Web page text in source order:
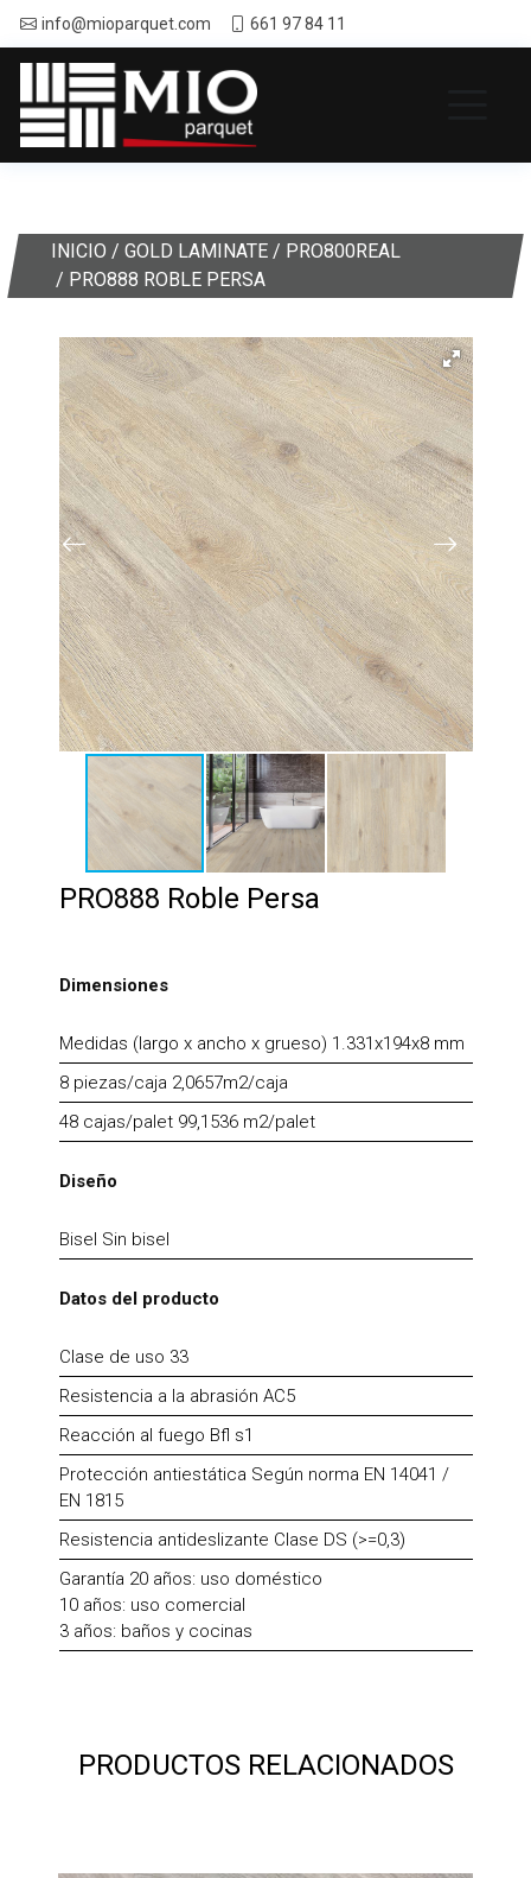
info@mioparquet.com 661 97 84 11
INICIO / GOLD LAMINATE / PRO800REAL
/ PRO888 ROBLE PERSA
PRO888 Roble Persa
Dimensiones
Medidas (largo x ancho x grueso) 1.331x194x8 mm
8 piezas/caja 2,0657m2/caja
48 cajas/palet 99,1536 m2/palet
Diseño
Bisel Sin bisel
Datos del producto
Clase de uso 33
Resistencia a la abrasión AC5
Reacción al fuego Bfl s1
Protección antiestática Según norma EN 14041 /
EN 1815
Resistencia antideslizante Clase DS (>=0,3)
Garantía 20 años: uso doméstico
10 años: uso comercial
3 años: baños y cocinas
PRODUCTOS RELACIONADOS